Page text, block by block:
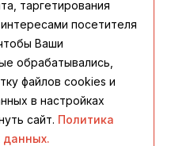
таргетирования
посетителя
Ваши
обрабатывались,
файлов cookies и
в настройках
сайт. Политика
данных.